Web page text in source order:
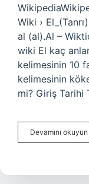
Wiki ›
al‎ (al).Al –
wiki El kaç
kelimesinin 10
kelimesinin
mi? Giriş Tarihi
Devamını okuyun